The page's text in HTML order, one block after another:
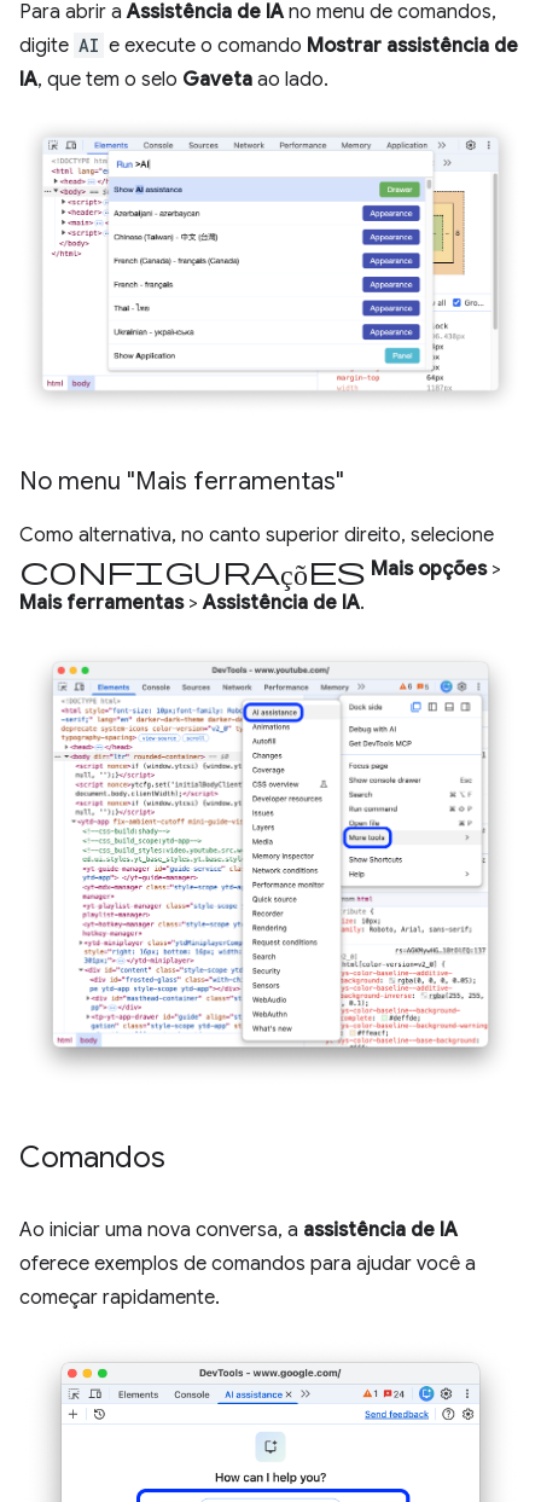
Para abrir aAssistência de IA no menu de comandos,
digite AI e execute o comando Mostrar assistência de
IA, que tem o selo Gaveta ao lado.
No menu "Mais ferramentas"
Como alternativa, no canto superior direito, selecione
Configurações Mais opções>
Mais ferramentas>Assistência de IA.
Comandos
Ao iniciar uma nova conversa, a assistência de IA
oferece exemplos de comandos para ajudar você a
começar rapidamente.